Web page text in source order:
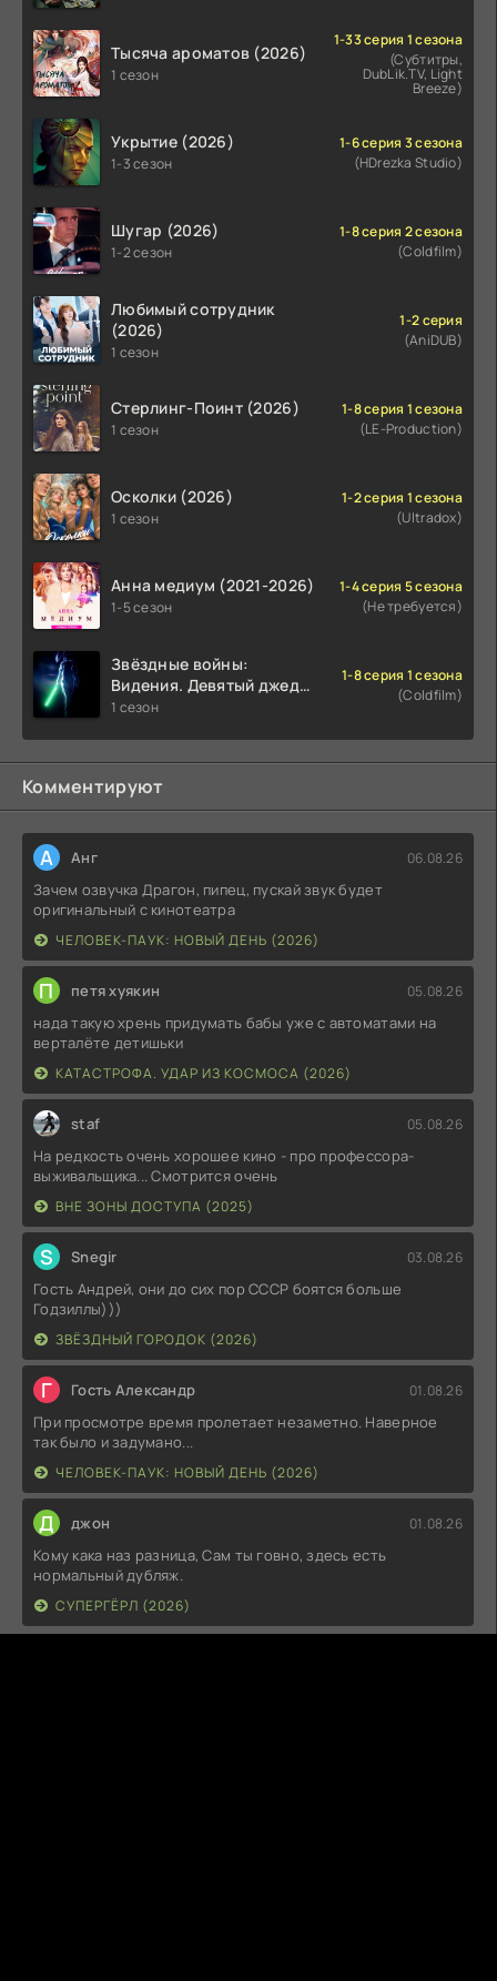
Тысяча ароматов (2026)
1 сезон
1-33 серия 1 сезона
(Субтитры,
DubLik.TV, Light
Breeze)
Укрытие (2026)
1-3 сезон
1-6 серия 3 сезона
(HDrezka Studio)
Шугар (2026)
1-2 сезон
1-8 серия 2 сезона
(Coldfilm)
Любимый сотрудник
(2026)
1 сезон
1-2 серия
(AniDUB)
Стерлинг-Поинт (2026)
1 сезон
1-8 серия 1 сезона
(LE-Production)
Осколки (2026)
1 сезон
1-2 серия 1 сезона
(Ultradox)
Анна медиум (2021-2026)
1-5 сезон
1-4 серия 5 сезона
(Не требуется)
Звёздные войны:
Видения. Девятый джедай
(2026)
1 сезон
1-8 серия 1 сезона
(Coldfilm)
Комментируют
А Анг 06.08.26
Зачем озвучка Драгон, пипец, пускай звук будет
оригинальный с кинотеатра
ЧЕЛОВЕК-ПАУК: НОВЫЙ ДЕНЬ (2026)
П петя хуякин 05.08.26
нада такую хрень придумать бабы уже с автоматами на
верталёте детишьки
КАТАСТРОФА. УДАР ИЗ КОСМОСА (2026)
staf 05.08.26
На редкость очень хорошее кино - про профессора-
выживальщика... Смотрится очень
ВНЕ ЗОНЫ ДОСТУПА (2025)
S Snegir 03.08.26
Гость Андрей, они до сих пор СССР боятся больше
Годзиллы)))
ЗВЁЗДНЫЙ ГОРОДОК (2026)
Г Гость Александр 01.08.26
При просмотре время пролетает незаметно. Наверное
так было и задумано...
ЧЕЛОВЕК-ПАУК: НОВЫЙ ДЕНЬ (2026)
Д джон 01.08.26
Кому кака наз разница, Сам ты говно, здесь есть
нормальный дубляж.
СУПЕРГЁРЛ (2026)